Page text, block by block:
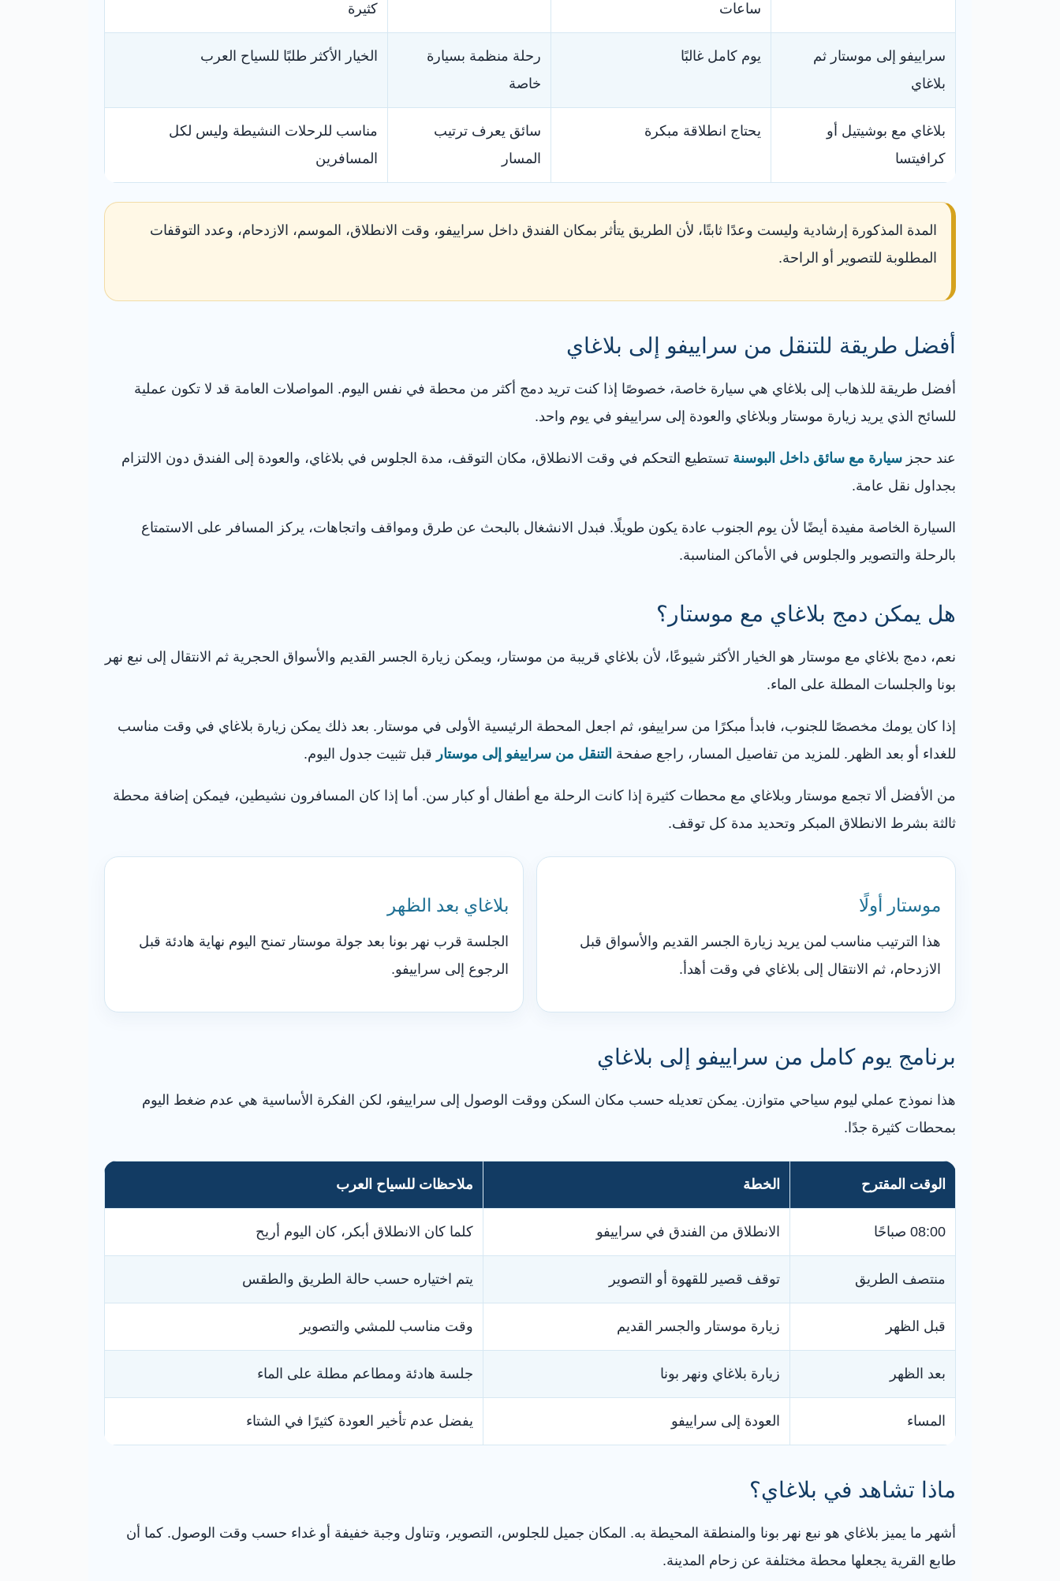
ساعات
كثيرة
سراييفو إلى موستار ثم
بلاغاي
يوم كامل غالبًا
رحلة منظمة بسيارة
خاصة
الخيار الأكثر طلبًا للسياح العرب
بلاغاي مع بوشيتيل أو
كرافيتسا
يحتاج انطلاقة مبكرة
سائق يعرف ترتيب
المسار
مناسب للرحلات النشيطة وليس لكل
المسافرين
المدة المذكورة إرشادية وليست وعدًا ثابتًا، لأن الطريق يتأثر بمكان الفندق داخل سراييفو، وقت الانطلاق، الموسم، الازدحام، وعدد التوقفات
المطلوبة للتصوير أو الراحة.
أفضل طريقة للتنقل من سراييفو إلى بلاغاي
أفضل طريقة للذهاب إلى بلاغاي هي سيارة خاصة، خصوصًا إذا كنت تريد دمج أكثر من محطة في نفس اليوم. المواصلات العامة قد لا تكون عملية
للسائح الذي يريد زيارة موستار وبلاغاي والعودة إلى سراييفو في يوم واحد.
عند حجز سيارة مع سائق داخل البوسنة تستطيع التحكم في وقت الانطلاق، مكان التوقف، مدة الجلوس في بلاغاي، والعودة إلى الفندق دون الالتزام
بجداول نقل عامة.
السيارة الخاصة مفيدة أيضًا لأن يوم الجنوب عادة يكون طويلًا. فبدل الانشغال بالبحث عن طرق ومواقف واتجاهات، يركز المسافر على الاستمتاع
بالرحلة والتصوير والجلوس في الأماكن المناسبة.
هل يمكن دمج بلاغاي مع موستار؟
نعم، دمج بلاغاي مع موستار هو الخيار الأكثر شيوعًا، لأن بلاغاي قريبة من موستار، ويمكن زيارة الجسر القديم والأسواق الحجرية ثم الانتقال إلى نبع نهر
بونا والجلسات المطلة على الماء.
إذا كان يومك مخصصًا للجنوب، فابدأ مبكرًا من سراييفو، ثم اجعل المحطة الرئيسية الأولى في موستار. بعد ذلك يمكن زيارة بلاغاي في وقت مناسب
للغداء أو بعد الظهر. للمزيد من تفاصيل المسار، راجع صفحة التنقل من سراييفو إلى موستار قبل تثبيت جدول اليوم.
من الأفضل ألا تجمع موستار وبلاغاي مع محطات كثيرة إذا كانت الرحلة مع أطفال أو كبار سن. أما إذا كان المسافرون نشيطين، فيمكن إضافة محطة
ثالثة بشرط الانطلاق المبكر وتحديد مدة كل توقف.
موستار أولًا
هذا الترتيب مناسب لمن يريد زيارة الجسر القديم والأسواق قبل
الازدحام، ثم الانتقال إلى بلاغاي في وقت أهدأ.
بلاغاي بعد الظهر
الجلسة قرب نهر بونا بعد جولة موستار تمنح اليوم نهاية هادئة قبل
الرجوع إلى سراييفو.
برنامج يوم كامل من سراييفو إلى بلاغاي
هذا نموذج عملي ليوم سياحي متوازن. يمكن تعديله حسب مكان السكن ووقت الوصول إلى سراييفو، لكن الفكرة الأساسية هي عدم ضغط اليوم
بمحطات كثيرة جدًا.
الوقت المقترح الخطة ملاحظات للسياح العرب
08:00 صباحًا الانطلاق من الفندق في سراييفو كلما كان الانطلاق أبكر، كان اليوم أريح
منتصف الطريق توقف قصير للقهوة أو التصوير يتم اختياره حسب حالة الطريق والطقس
قبل الظهر زيارة موستار والجسر القديم وقت مناسب للمشي والتصوير
بعد الظهر زيارة بلاغاي ونهر بونا جلسة هادئة ومطاعم مطلة على الماء
المساء العودة إلى سراييفو يفضل عدم تأخير العودة كثيرًا في الشتاء
ماذا تشاهد في بلاغاي؟
أشهر ما يميز بلاغاي هو نبع نهر بونا والمنطقة المحيطة به. المكان جميل للجلوس، التصوير، وتناول وجبة خفيفة أو غداء حسب وقت الوصول. كما أن
طابع القرية يجعلها محطة مختلفة عن زحام المدينة.